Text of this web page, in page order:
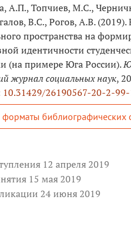
А.П., Топчиев, М.С.,
В.С., Рогов, А.В. (2019).
пространства на
идентичности
(на примере Юга России).
журнал социальных наук,
10.31429/26190567-20-2-
форматы библиографических
12 апреля 2019
15 мая 2019
24 июня 2019